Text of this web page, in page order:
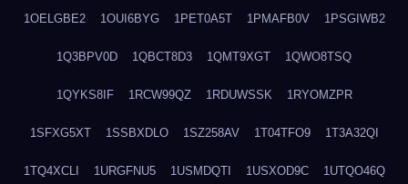
1OELGBE2 1OUI6BYG 1PET0A5T 1PMAFB0V 1PSGIWB2
1Q3BPV0D 1QBCT8D3 1QMT9XGT 1QWO8TSQ
1QYKS8IF 1RCW99QZ 1RDUWSSK 1RYOMZPR
1SFXG5XT 1SSBXDLO 1SZ258AV 1T04TFO9 1T3A32QI
1TQ4XCLI 1URGFNU5 1USMDQTI 1USXOD9C 1UTQO46Q